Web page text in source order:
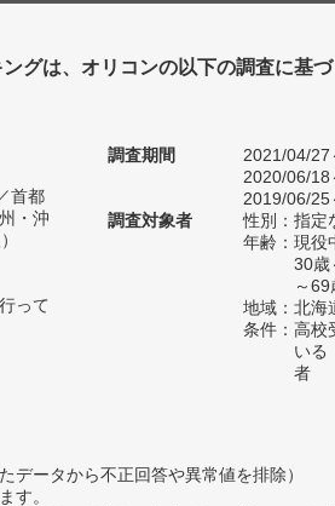
グは、オリコンの以下の調査に基づ
首都
・沖
って
調査期間
2021/04/27
2020/06/18
2019/06/25
調査対象者
性別：指定
年齢：現役
30歳
～
地域：北海
条件：高校
いる
者
ータから不正回答や異常値を排除）
す。